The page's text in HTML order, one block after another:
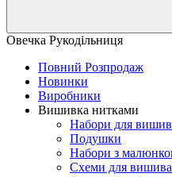
Овечка Рукодільниця
Повний Розпродаж
Новинки
Виробники
Вишивка нитками
Набори для
Подушки
Набори з
Схеми для